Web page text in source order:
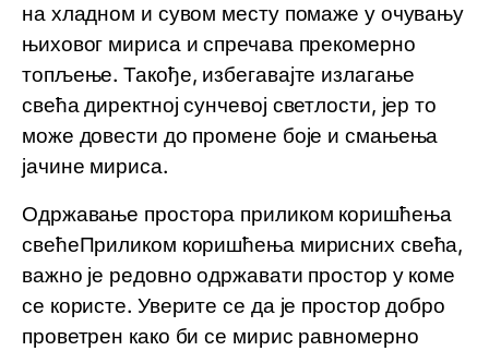
на хладном и сувом месту помаже у очувању
њиховог мириса и спречава прекомерно
топљење. Такође, избегавајте излагање
свећа директној сунчевој светлости, јер то
може довести до промене боје и смањења
јачине мириса.
Одржавање простора приликом коришћења
свећеПриликом коришћења мирисних свећа,
важно је редовно одржавати простор у коме
се користе. Уверите се да је простор добро
проветрен како би се мирис равномерно